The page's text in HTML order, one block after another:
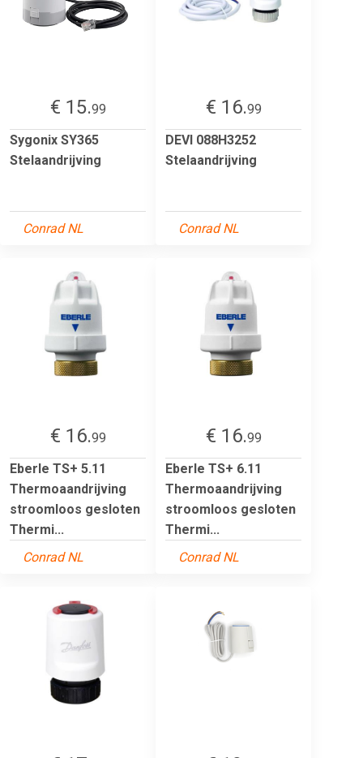
€ 15.99
Sygonix SY365
Stelaandrijving
Conrad NL
€ 16.99
DEVI 088H3252
Stelaandrijving
Conrad NL
€ 16.99
Eberle TS+ 5.11
Thermoaandrijving
stroomloos gesloten
Thermi...
Conrad NL
€ 16.99
Eberle TS+ 6.11
Thermoaandrijving
stroomloos gesloten
Thermi...
Conrad NL